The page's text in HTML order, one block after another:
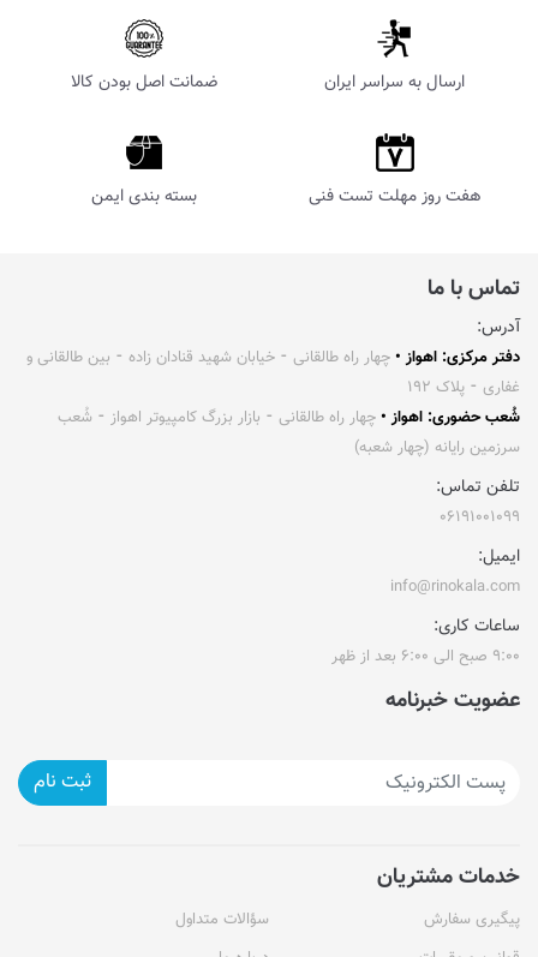
ارسال به سراسر ایران ضمانت اصل بودن کالا
هفت روز مهلت تست فنی بسته بندی ایمن
تماس با ما
آدرس:
دفتر مرکزی: اهواز • چهار راه طالقانی ⁃ خیابان شهید قنادان زاده ⁃ بین طالقانی و
غفاری ⁃ پلاک ۱۹۲
شُعب حضوری: اهواز • چهار راه طالقانی ⁃ بازار بزرگ کامپیوتر اهواز ⁃ شُعب
سرزمین رایانه (چهار شعبه)
تلفن تماس:
۰۶۱۹۱۰۰۱۰۹۹
ایمیل:
info@rinokala.com
ساعات کاری:
۹:۰۰ صبح الی ۶:۰۰ بعد از ظهر
عضویت خبرنامه
ثبت نام
خدمات مشتریان
پیگیری سفارش
سؤالات متداول